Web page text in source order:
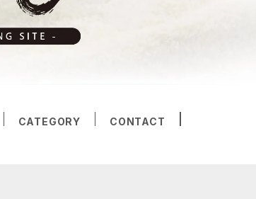
CATEGORY CONTACT